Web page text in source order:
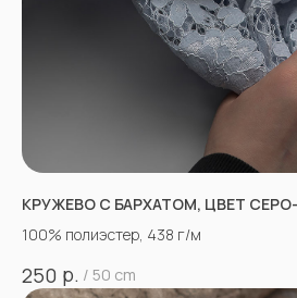
КРУЖЕВО С БАРХАТОМ, ЦВЕТ
100% полиэстер, 438 г/м
250 р. / 50 cm